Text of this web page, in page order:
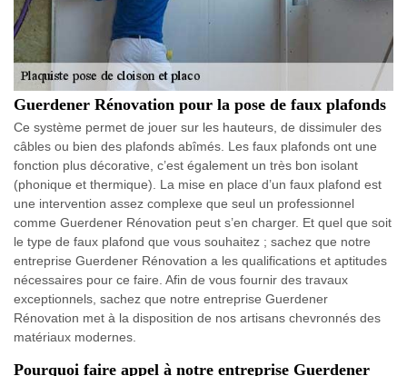
Guerdener Rénovation pour la pose de faux plafonds
Ce système permet de jouer sur les hauteurs, de dissimuler des
câbles ou bien des plafonds abîmés. Les faux plafonds ont une
fonction plus décorative, c’est également un très bon isolant
(phonique et thermique). La mise en place d’un faux plafond est
une intervention assez complexe que seul un professionnel
comme Guerdener Rénovation peut s’en charger. Et quel que soit
le type de faux plafond que vous souhaitez ; sachez que notre
entreprise Guerdener Rénovation a les qualifications et aptitudes
nécessaires pour ce faire. Afin de vous fournir des travaux
exceptionnels, sachez que notre entreprise Guerdener
Rénovation met à la disposition de nos artisans chevronnés des
matériaux modernes.
Pourquoi faire appel à notre entreprise Guerdener